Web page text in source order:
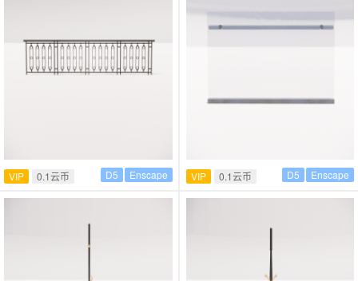
VIP 0.1云币 Enscape
D5 VIP 0.1云币 Enscape
D5